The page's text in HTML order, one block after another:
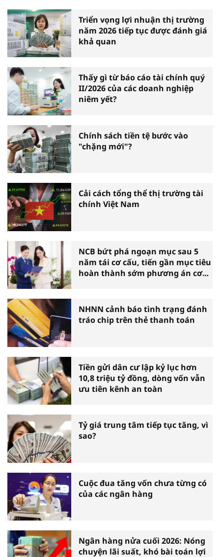
Triển vọng lợi nhuận thị trường
năm 2026 tiếp tục được đánh giá
khả quan
Thấy gì từ báo cáo tài chính quý
II/2026 của các doanh nghiệp
niêm yết?
Chính sách tiền tệ bước vào
"chặng mới"?
Cải cách tổng thể thị trường tài
chính Việt Nam
NCB bứt phá ngoạn mục sau 5
năm tái cơ cấu, tiến gần mục tiêu
hoàn thành sớm phương án cơ
NHNN cảnh báo tình trạng đánh
tráo chip trên thẻ thanh toán
Tiền gửi dân cư lập kỷ lục hơn
10,8 triệu tỷ đồng, dòng vốn vẫn
ưu tiên kênh an toàn
Tỷ giá trung tâm tiếp tục tăng, vì
sao?
Cuộc đua tăng vốn chưa từng có
của các ngân hàng
Ngân hàng nửa cuối 2026: Nóng
chuyện lãi suất, khó bài toán lợi